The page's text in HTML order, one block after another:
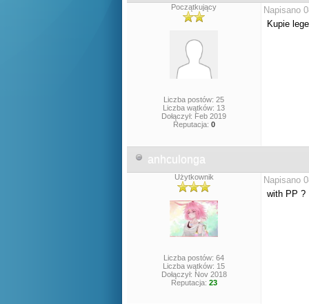
Początkujący
Liczba postów: 25
Liczba wątków: 13
Dołączył: Feb 2019
Reputacja: 0
Napisano
Kupie
anhculonga
Użytkownik
Liczba postów: 64
Liczba wątków: 15
Dołączył: Nov 2018
Reputacja: 23
Napisano
with PP ?